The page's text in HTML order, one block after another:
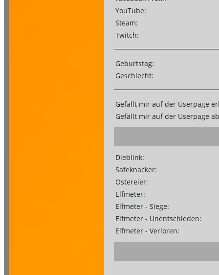
YouTube:
Steam:
Twitch:
Geburtstag:
Geschlecht:
Gefällt mir auf der Userpage
Gefällt mir auf der Userpage
Dieblink:
Safeknacker:
Ostereier:
Elfmeter:
Elfmeter - Siege:
Elfmeter - Unentschieden:
Elfmeter - Verloren: